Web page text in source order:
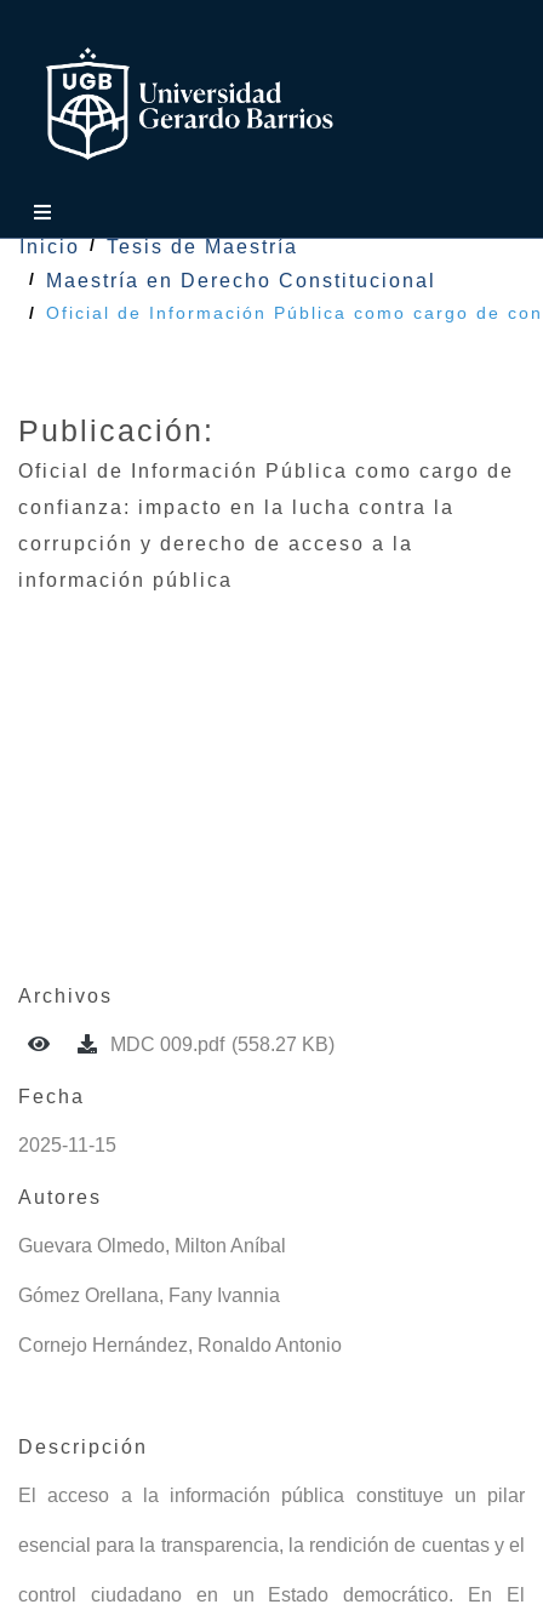
Inicio
Tesis de Maestría
Maestría en Derecho Constitucional
Oficial de Información Pública como cargo de
Publicación:
Oficial de Información Pública como cargo de
confianza: impacto en la lucha contra la
corrupción y derecho de acceso a la
información pública
Archivos
MDC 009.pdf (558.27 KB)
Fecha
2025-11-15
Autores
Guevara Olmedo, Milton Aníbal
Gómez Orellana, Fany Ivannia
Cornejo Hernández, Ronaldo Antonio
Descripción
El acceso a la información pública constituye un pilar
esencial para la transparencia, la rendición de cuentas y el
control ciudadano en un Estado democrático. En El